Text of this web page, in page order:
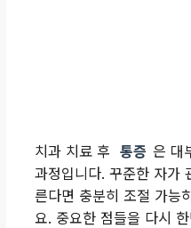
치과 치료 후 통증 은 대
과정입니다. 꾸준한 자가
른다면 충분히 조절 가능
요. 중요한 점들을 다시